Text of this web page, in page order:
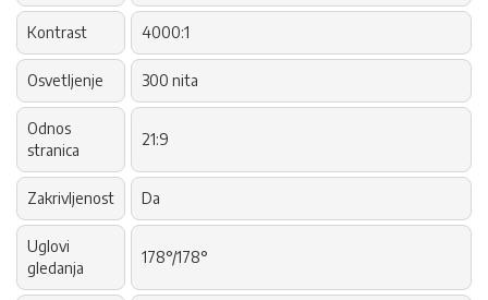
Kontrast 4000:1
Osvetljenje 300 nita
Odnos
stranica
21:9
Zakrivljenost Da
Uglovi
gledanja
178°/178°